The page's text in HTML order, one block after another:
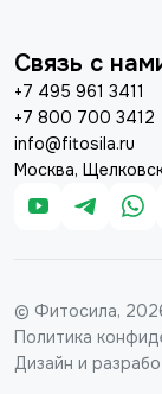
Связь с
+7 495 961 3411
+7 800 700 3412
info@fitosila.ru
Москва,
© Фитосила,
Политика
Дизайн и